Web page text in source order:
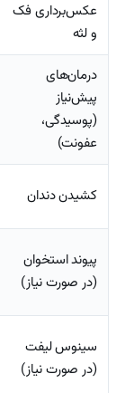
عکس‌برداری فک
و لثه
درمان‌های
پیش‌نیاز
(پوسیدگی،
عفونت)
کشیدن دندان
پیوند استخوان
(در صورت نیاز)
سینوس لیفت
(در صورت نیاز)